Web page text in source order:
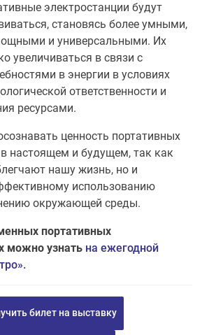
электростанции будут
становясь более умными,
и универсальными. Их
увеличиваться в связи с
в энергии в условиях
ответственности и
ресурсами.
ценность портативных
настоящем и будущем, так как
нашу жизнь, но и
использованию
окружающей среды.
портативных
можно узнать на ежегодной
билет на выставку